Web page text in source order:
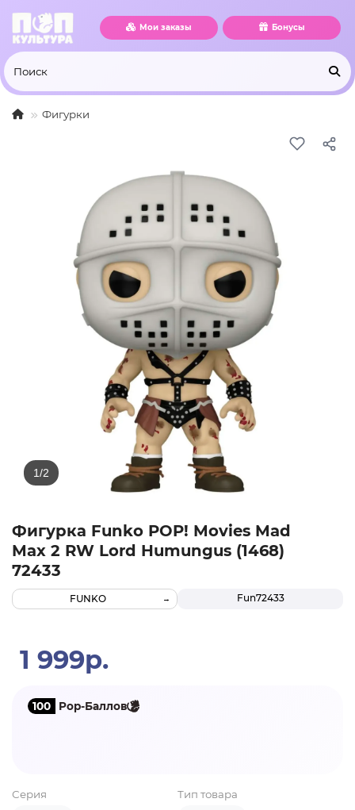
Мои заказы Бонусы
Фигурки
Фигурка Funko POP! Movies Mad
Max 2 RW Lord Humungus (1468)
72433
Fun72433
FUNKO
1 999р.
100 Pop-Баллов
Серия Тип товара